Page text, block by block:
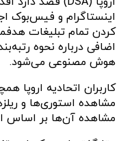
اینستاگرام و فیس‌بوک
کردن تمام تبلیغات
اضافی درباره نحوه
هوش مصنوعی می‌شود.
کاربران اتحادیه اروپا
مشاهده استوری‌ها و
مشاهده آن‌ها بر اساس